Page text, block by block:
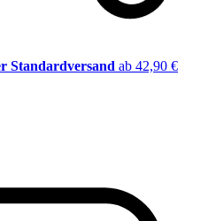
Standardversand ab 42,90 €